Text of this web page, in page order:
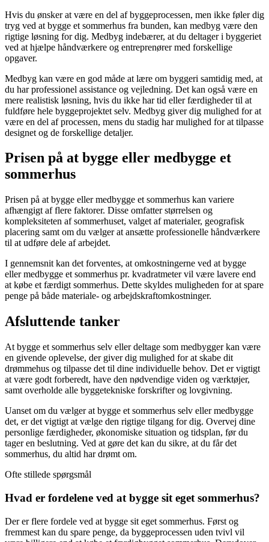
Hvis du ønsker at være en del af byggeprocessen, men ikke føler dig
tryg ved at bygge et sommerhus fra bunden, kan medbyg være den
rigtige løsning for dig. Medbyg indebærer, at du deltager i byggeriet
ved at hjælpe håndværkere og entreprenører med forskellige
opgaver.
Medbyg kan være en god måde at lære om byggeri samtidig med, at
du har professionel assistance og vejledning. Det kan også være en
mere realistisk løsning, hvis du ikke har tid eller færdigheder til at
fuldføre hele byggeprojektet selv. Medbyg giver dig mulighed for at
være en del af processen, mens du stadig har mulighed for at tilpasse
designet og de forskellige detaljer.
Prisen på at bygge eller medbygge et
sommerhus
Prisen på at bygge eller medbygge et sommerhus kan variere
afhængigt af flere faktorer. Disse omfatter størrelsen og
kompleksiteten af ​​sommerhuset, valget af materialer, geografisk
placering samt om du vælger at ansætte professionelle håndværkere
til at udføre dele af arbejdet.
I gennemsnit kan det forventes, at omkostningerne ved at bygge
eller medbygge et sommerhus pr. kvadratmeter vil være lavere end
at købe et færdigt sommerhus. Dette skyldes muligheden for at spare
penge på både materiale- og arbejdskraftomkostninger.
Afsluttende tanker
At bygge et sommerhus selv eller deltage som medbygger kan være
en givende oplevelse, der giver dig mulighed for at skabe dit
drømmehus og tilpasse det til dine individuelle behov. Det er vigtigt
at være godt forberedt, have den nødvendige viden og værktøjer,
samt overholde alle byggetekniske forskrifter og lovgivning.
Uanset om du vælger at bygge et sommerhus selv eller medbygge
det, er det vigtigt at vælge den rigtige tilgang for dig. Overvej dine
personlige færdigheder, økonomiske situation og tidsplan, før du
tager en beslutning. Ved at gøre det kan du sikre, at du får det
sommerhus, du altid har drømt om.
Ofte stillede spørgsmål
Hvad er fordelene ved at bygge sit eget sommerhus?
Der er flere fordele ved at bygge sit eget sommerhus. Først og
fremmest kan du spare penge, da byggeprocessen uden tvivl vil